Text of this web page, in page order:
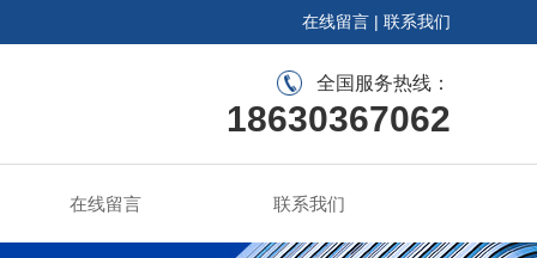
在线留言 | 联系我们
全国服务热线：
18630367062
在线留言 联系我们